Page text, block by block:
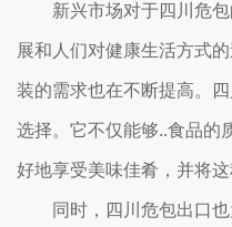
新兴市场对于四川危
展和人们对健康生活方式
装的需求也在不断提高。
选择。它不仅能够..食品的
好地享受美味佳肴，并将这
同时，四川危包出口